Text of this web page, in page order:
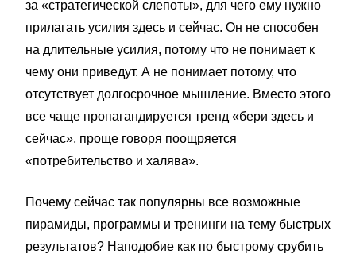
за «стратегической слепоты», для чего ему нужно
прилагать усилия здесь и сейчас. Он не способен
на длительные усилия, потому что не понимает к
чему они приведут. А не понимает потому, что
отсутствует долгосрочное мышление. Вместо этого
все чаще пропагандируется тренд «бери здесь и
сейчас», проще говоря поощряется
«потребительство и халява».
Почему сейчас так популярны все возможные
пирамиды, программы и тренинги на тему быстрых
результатов? Наподобие как по быстрому срубить